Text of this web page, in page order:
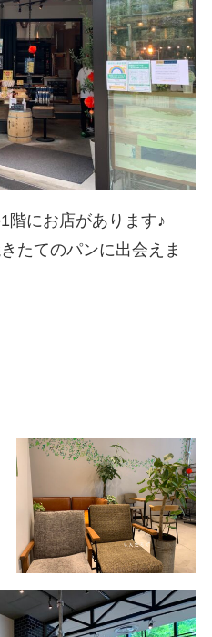
階にお店があります♪
たてのパンに出会えま